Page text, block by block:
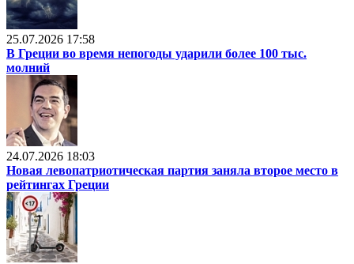
25.07.2026 17:58
В Греции во время непогоды ударили более 100 тыс.
молний
24.07.2026 18:03
Новая левопатриотическая партия заняла второе место в
рейтингах Греции